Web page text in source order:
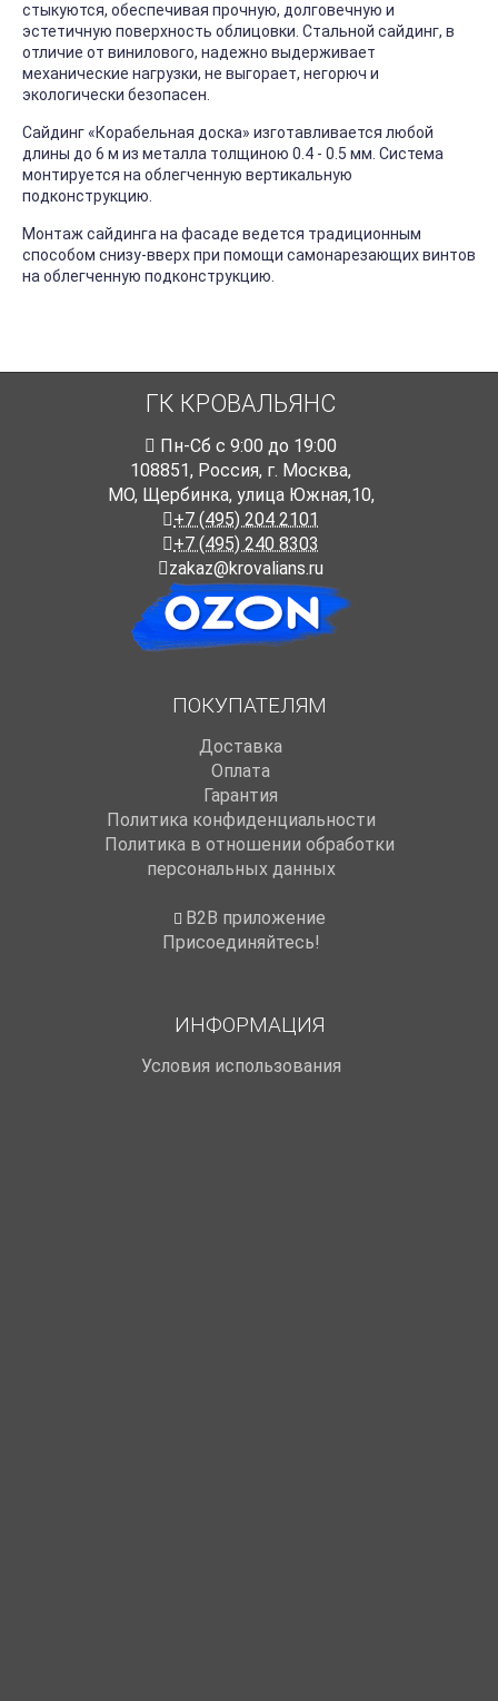
стыкуются, обеспечивая прочную, долговечную и
эстетичную поверхность облицовки. Стальной сайдинг, в
отличие от винилового, надежно выдерживает
механические нагрузки, не выгорает, негорюч и
экологически безопасен.
Сайдинг «Корабельная доска» изготавливается любой
длины до 6 м из металла толщиною 0.4 - 0.5 мм. Система
монтируется на облегченную вертикальную
подконструкцию.
Монтаж сайдинга на фасаде ведется традиционным
способом снизу-вверх при помощи самонарезающих винтов
на облегченную подконструкцию.
ГК КРОВАЛЬЯНС
Пн-Cб с 9:00 до 19:00
108851, Россия, г. Москва,
МО, Щербинка, улица Южная,10,
+7 (495) 204 2101
+7 (495) 240 8303
zakaz@krovalians.ru
ПОКУПАТЕЛЯМ
Доставка
Оплата
Гарантия
Политика конфиденциальности
Политика в отношении обработки
персональных данных
B2B приложение
Присоединяйтесь!
ИНФОРМАЦИЯ
Условия использования